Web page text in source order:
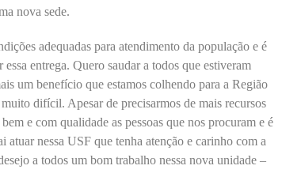
nova sede.
adequadas para atendimento da população e é
entrega. Quero saudar a todos que estiveram
um benefício que estamos colhendo para a Região
difícil. Apesar de precisarmos de mais recursos
e com qualidade as pessoas que nos procuram e é
atuar nessa USF que tenha atenção e carinho com a
a todos um bom trabalho nessa nova unidade –